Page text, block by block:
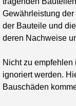
Gewährleistung
der Bauteile und
deren Nachweise
Nicht zu
ignoriert werden.
Bauschäden